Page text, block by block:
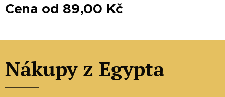
Cena od 89,00 Kč
Nákupy z Egypta